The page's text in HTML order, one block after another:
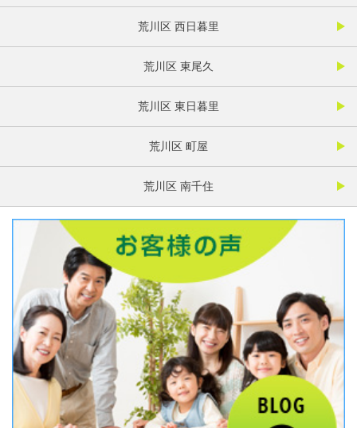
荒川区 西日暮里
荒川区 東尾久
荒川区 東日暮里
荒川区 町屋
荒川区 南千住